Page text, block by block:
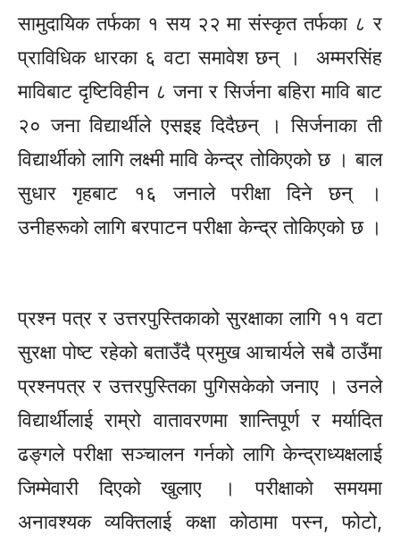
सामुदायिक तर्फका १ सय २२ मा संस्कृत तर्फका ८ र
प्राविधिक धारका ६ वटा समावेश छन् । अम्मरसिंह
माविबाटदृष्टिविहीन ८ जना र सिर्जना बहिरा मावि बाट
२० जना विद्यार्थीलेएसइइदिदैछन् । सिर्जनाका ती
विद्यार्थीको लागि लक्ष्मी मावि केन्द्र तोकिएको छ । बाल
सुधार गृहबाट १६ जनाले परीक्षा दिने छन् ।
उनीहरूको लागि बरपाटनपरीक्षा केन्द्र तोकिएको छ ।
प्रश्न पत्र र उत्तरपुस्तिकाको सुरक्षाका लागि ११ वटा
सुरक्षा पोष्ट रहेको बताउँदै प्रमुख आचार्यले सबै ठाउँमा
प्रश्नपत्र र उत्तरपुस्तिका पुगिसकेको जनाए । उनले
विद्यार्थीलाई राम्रो वातावरणमा शान्तिपूर्ण र मर्यादित
ढङ्गलेपरीक्षा सञ्चालन गर्नको लागि केन्द्राध्यक्षलाई
जिम्मेवारी दिएको खुलाए । परीक्षाकाे समयमा
अनावश्यक व्यक्तिलाई कक्षा कोठामा पस्न, फोटो,